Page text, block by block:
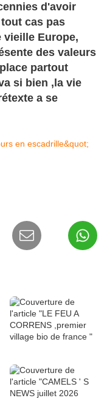
d'avoir
cas pas
vieille Europe,
des valeurs
partout
si bien ,la vie
a se